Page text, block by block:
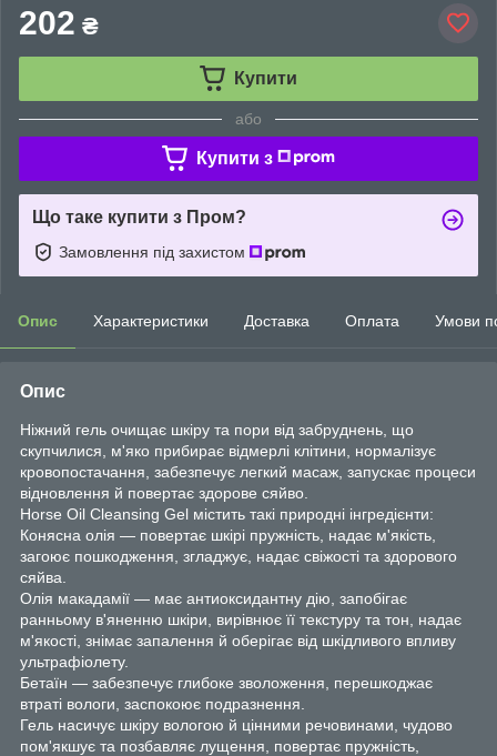
202 ₴
Купити
або
Купити з
Що таке купити з Пром?
Замовлення під захистом
Опис Характеристики Доставка Оплата Умови
Опис
Ніжний гель очищає шкіру та пори від забруднень, що
скупчилися, м'яко прибирає відмерлі клітини, нормалізує
кровопостачання, забезпечує легкий масаж, запускає процеси
відновлення й повертає здорове сяйво.
Horse Oil Cleansing Gel містить такі природні інгредієнти:
Конясна олія — повертає шкірі пружність, надає м'якість,
загоює пошкодження, згладжує, надає свіжості та здорового
сяйва.
Олія макадамії — має антиоксидантну дію, запобігає
ранньому в'яненню шкіри, вирівнює її текстуру та тон, надає
м'якості, знімає запалення й оберігає від шкідливого впливу
ультрафіолету.
Бетаїн — забезпечує глибоке зволоження, перешкоджає
втраті вологи, заспокоює подразнення.
Гель насичує шкіру вологою й цінними речовинами, чудово
пом'якшує та позбавляє лущення, повертає пружність,